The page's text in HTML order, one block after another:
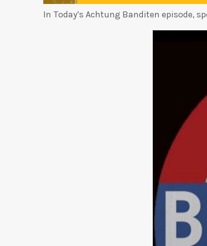
In Today’s Achtung Banditen episode,